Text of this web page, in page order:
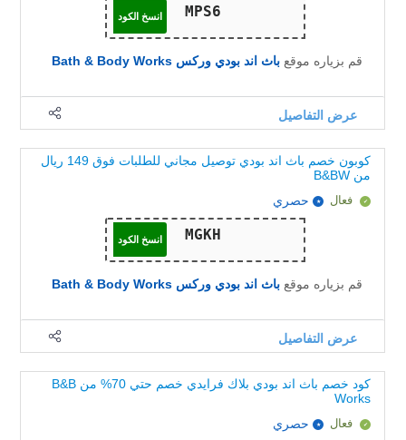
انسخ الكود
قم بزياره موقعباث اند بودي وركس Bath & Body Works
عرض التفاصيل
كوبون خصم باث اند بودي توصيل مجاني للطلبات فوق 149 ريال
من B&BW
فعال حصري
انسخ الكود
قم بزياره موقعباث اند بودي وركس Bath & Body Works
عرض التفاصيل
كود خصم باث اند بودي بلاك فرايدي خصم حتي 70% من B&B
Works
فعال حصري